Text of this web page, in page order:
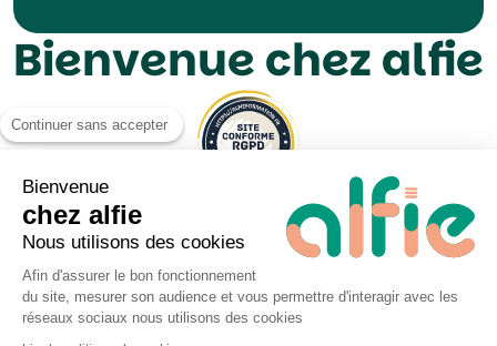
Bienvenue chez alfie
Mentions légales UP&KO
Continuer sans accepter
Bienvenue
chez alfie
Nous utilisons des cookies
Afin d'assurer le bon fonctionnement
du site, mesurer son audience et vous permettre d'interagir avec les
réseaux sociaux nous utilisons des cookies